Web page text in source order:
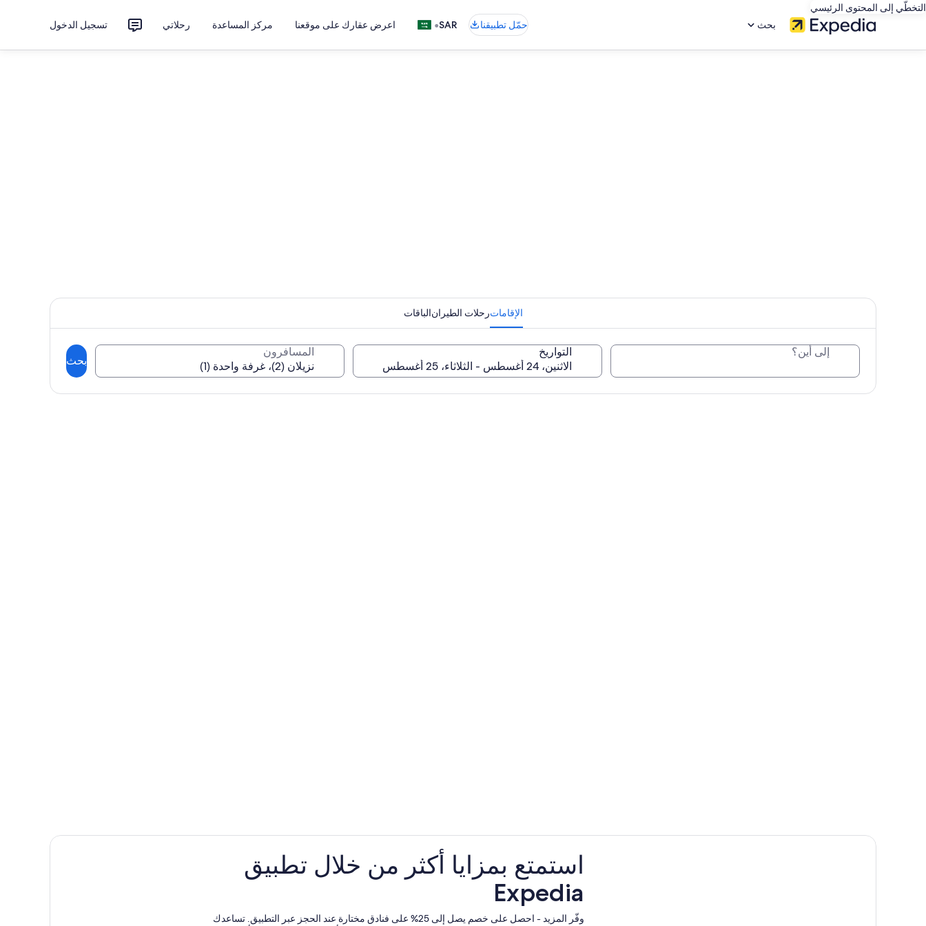
التخطّي إلى المحتوى الرئيسي
بحث
حمّل تطبيقنا SAR
• اعرض عقارك على موقعنا مركز المساعدة رحلاتي تسجيل الدخول
الإقاماترحلات الطيرانالباقات
إلى أين؟ التواريخ المسافرون
بحث
استمتع بمزايا أكثر من خلال تطبيق
Expedia
وفّر المزيد - احصل على خصم يصل إلى 25% على فنادق مختارة عند الحجز عبر التطبيق. تساعدك